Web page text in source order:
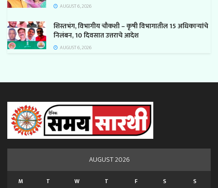
AUGUST 6, 2026
शिस्तभंग, विभागीय चौकशी – कृषी विभागातील 15 अधिकाऱ्यांचे
निलंबन, 10 दिवसात उत्तराचे आदेश
AUGUST 6, 2026
AUGUST 2026
M T W T F S S